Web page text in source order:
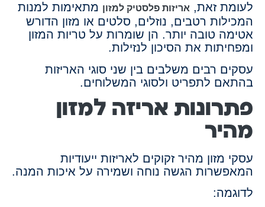
לעומת זאת, אריזות פלסטיק למזון מתאימות למנות
המכילות רטבים, נוזלים, סלטים או מזון הדורש
אטימה טובה יותר. הן שומרות על טריות המזון
ומפחיתות את הסיכון לנזילות.
עסקים רבים משלבים בין שני סוגי האריזות
בהתאם לתפריט ולסוגי המשלוחים.
פתרונות אריזה למזון
מהיר
עסקי מזון מהיר זקוקים לאריזות ייעודיות
המאפשרות הגשה נוחה ושמירה על איכות המנה.
לדוגמה: